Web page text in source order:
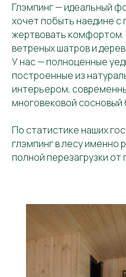
Глэмпинг — идеальный
хочет побыть наедине с
жертвовать комфортом.
ветреных шатров и
У нас — полноценные
построенные из
интерьером,
многовековой сосновый
По статистике наших
глэмпинг в лесу именно
полной перезагрузки от